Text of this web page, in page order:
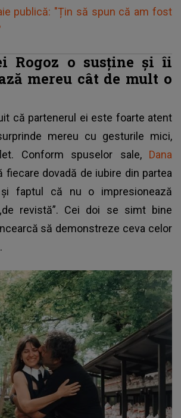
publică: "Țin să spun că am fost
Rogoz o susține și îi
mereu cât de mult o
că partenerul ei este foarte atent
mereu cu gesturile mici,
Conform spuselor sale, Dana
fiecare dovadă de iubire din partea
faptul că nu o impresionează
revistă”. Cei doi se simt bine
să demonstreze ceva celor